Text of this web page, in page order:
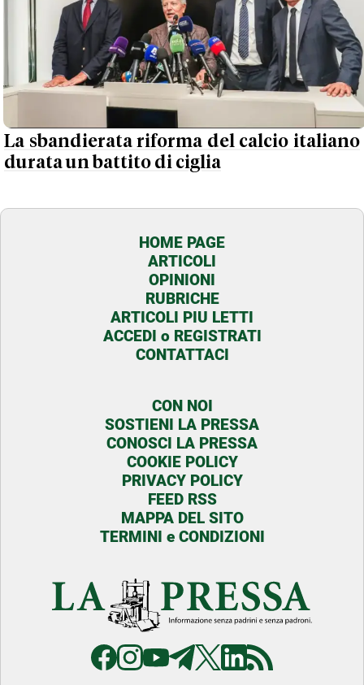
La sbandierata riforma del calcio italiano
durata un battito di ciglia
HOME PAGE
ARTICOLI
OPINIONI
RUBRICHE
ARTICOLI PIU LETTI
ACCEDI o REGISTRATI
CONTATTACI
CON NOI
SOSTIENI LA PRESSA
CONOSCI LA PRESSA
COOKIE POLICY
PRIVACY POLICY
FEED RSS
MAPPA DEL SITO
TERMINI e CONDIZIONI